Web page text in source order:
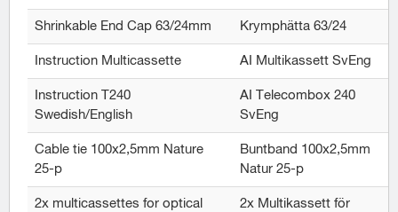
Shrinkable End Cap 63/24mm Krymphätta 63/24
Instruction Multicassette AI Multikassett SvEng
Instruction T240
Swedish/English
AI Telecombox 240
SvEng
Cable tie 100x2,5mm Nature
25-p
Buntband 100x2,5mm
Natur 25-p
2x multicassettes for optical
2x Multikassett för